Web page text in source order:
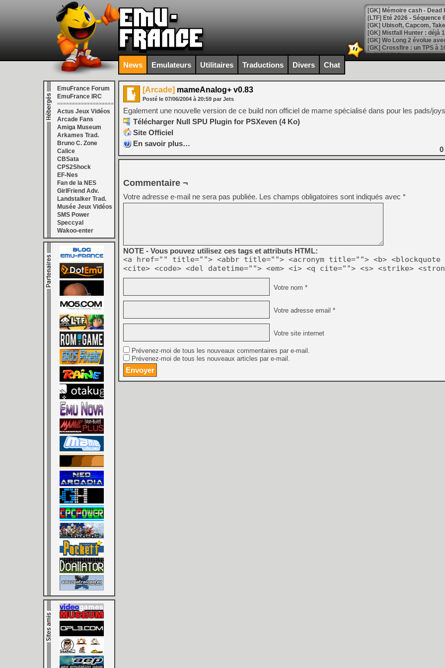
[LTF] Eté 2026 - Séquence
[GK] Mistfall Hunter : déjà
[GK] Wo Long 2 évolue
[GK] Crossfire : un TPS à
[LS] [PS5] Premiers
[Mo5] DOOM arrive en
[GK] Bethesda fête les 30
[GK] Roblox : l'action en
[GK] Agenda - GeForce
[GK] Devolver Digital en a
[LS] [PS5] ps5-y2jb-
[GK] Pourquoi Marvel
[GK] Test : Restory : Chill
[GK] GTA 6 : Rockstar
[GK] Hot Wheels Infinite
[GK] Mémoire cash -
[GK] Résultats Nintendo :
[GK] Déjà des
[Mo5] Brickboy cherche à
[GK] Minecraft et ses «
[GK] Beast of
[GK] Ubisoft : fin de partie
[GK] Mémoire cash -
[GK] Dan Houser (GTA)
[GK] Comment EA Sports
[GK] Crimson Moon : un
[GK] Isle of Reveries : le
[GK] Moonlighter 2 : The
[GK] Capcom relance
[GK] Guillermo del Toro
News Emulateurs Utilitaires Traductions Divers Chat
EmuFrance Forum
EmuFrance IRC
===================
Actus Jeux Vidéos
Arcade Fans
Amiga Museum
Arkames Trad.
Bruno C. Zone
Calice
CBSata
CPS2Shock
EF-Nes
Fan de la NES
GirlFriend Adv.
Landstalker Trad.
Musée Jeux Vidéos
SMS Power
Speccyal
Wakoo-enter
[Arcade] mameAnalog+ v0.83
Posté le 07/06/2004 à 20:59 par Jets
Egalement une nouvelle version de ce build non officiel de mame spécialisé dans pour les pads/
Télécharger Null SPU Plugin for PSXeven (4 Ko)
Site Officiel
En savoir plus…
0
Commentaire ¬
Votre adresse e-mail ne sera pas publiée. Les champs obligatoires sont indiqués avec *
NOTE - Vous pouvez utilisez ces tags et attributs HTML:
<a href="" title=""> <abbr title=""> <acronym title=""> <b> <blockquote
<cite> <code> <del datetime=""> <em> <i> <q cite=""> <s> <strike>
Votre nom *
Votre adresse email *
Votre site internet
Prévenez-moi de tous les nouveaux commentaires par e-mail.
Prévenez-moi de tous les nouveaux articles par e-mail.